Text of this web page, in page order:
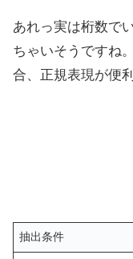
あれっ実は桁数で
ちゃいそうですね
合、正規表現が便
抽出条件